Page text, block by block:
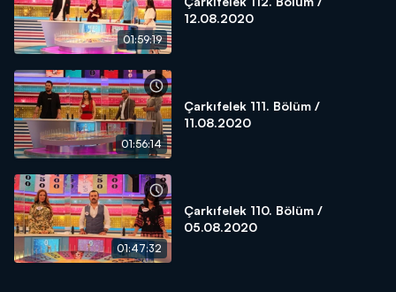
01:59:19
12.08.2020
01:56:14
Çarkıfelek 111. Bölüm /
11.08.2020
01:47:32
Çarkıfelek 110. Bölüm /
05.08.2020